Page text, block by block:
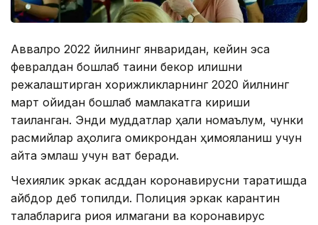
Аввалроқ 2022 йилнинг январидан, кейин эса
февралдан бошлаб тақиқни бекор қилишни
режалаштирган хорижликларнинг 2020 йилнинг
март ойидан бошлаб мамлакатга кириши
тақиқланган. Энди муддатлар ҳали номаълум, чунки
расмийлар аҳолига омикрондан ҳимояланиш учун
қайта эмлаш учун вақт беради.
Чехиялик эркак қасддан коронавирусни тарқатишда
айбдор деб топилди. Полиция эркак карантин
талабларига риоя қилмагани ва коронавирус